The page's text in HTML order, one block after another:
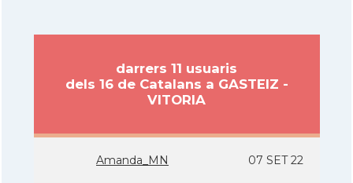
darrers 11 usuaris
dels 16 de Catalans a GASTEIZ -
VITORIA
Amanda_MN 07 SET 22